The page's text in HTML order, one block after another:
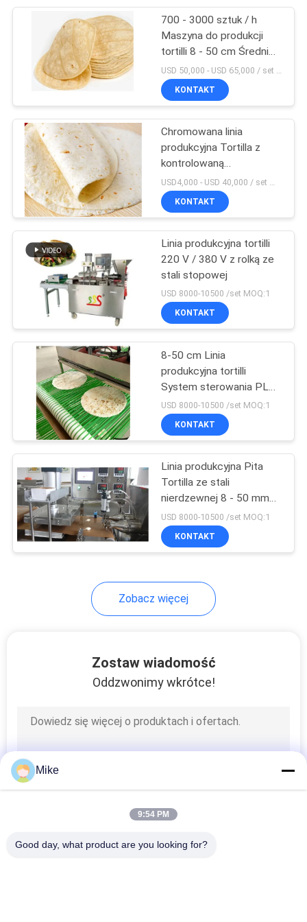
Maszyna do
sterylizacji UHT
Linia do
przetwarzania
koncentratu
pomidorowego
linia do
przetwarzania
mango
Zakład
Przetwórstwa
Cytrusów
maszyna do tortilli
Wypiekacz do
chleba Lavash
700 - 3000 sztuk / h
Maszyna do produkcji
tortilli 8 - 50 cm Średnica
rolki ze stali stopowej
KONTAKT
Chromowana linia
produkcyjna Tortilla z
kontrolowaną
temperaturą PLC Tortilla
Roller Machine
KONTAKT
Linia produkcyjna tortilli
220 V / 380 V z rolką ze
stali stopowej
USD 8000-10500 /set MOQ:1
KONTAKT
8-50 cm Linia
produkcyjna tortilli
System sterowania PLC
Maszyna do produkcji
tortilli
USD 8000-10500 /set MOQ:1
KONTAKT
Linia produkcyjna Pita
Tortilla ze stali
nierdzewnej 8 - 50 mm
Rolka Napięcie 220 V /
380 V
USD 8000-10500 /set MOQ:1
KONTAKT
Zobacz więcej
Zostaw wiadomość
Oddzwonimy wkrótce!
Mike
9:54 PM
Good day, what product are you looking for?